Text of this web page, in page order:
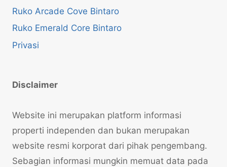
Ruko Arcade Cove Bintaro
Ruko Emerald Core Bintaro
Privasi
Disclaimer
Website ini merupakan platform informasi
properti independen dan bukan merupakan
website resmi korporat dari pihak pengembang.
Sebagian informasi mungkin memuat data pada